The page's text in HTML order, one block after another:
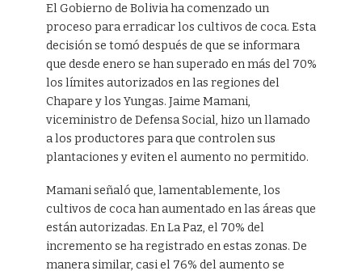
El Gobierno de Bolivia ha comenzado un
proceso para erradicar los cultivos de coca. Esta
decisión se tomó después de que se informara
que desde enero se han superado en más del 70%
los límites autorizados en las regiones del
Chapare y los Yungas. Jaime Mamani,
viceministro de Defensa Social, hizo un llamado
a los productores para que controlen sus
plantaciones y eviten el aumento no permitido.
Mamani señaló que, lamentablemente, los
cultivos de coca han aumentado en las áreas que
están autorizadas. En La Paz, el 70% del
incremento se ha registrado en estas zonas. De
manera similar, casi el 76% del aumento se